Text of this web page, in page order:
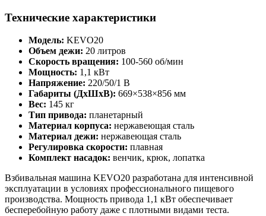
Технические характеристики
Модель: KEVO20
Объем дежи: 20 литров
Скорость вращения: 100-560 об/мин
Мощность: 1,1 кВт
Напряжение: 220/50/1 В
Габариты (ДхШхВ): 669×538×856 мм
Вес: 145 кг
Тип привода: планетарный
Материал корпуса: нержавеющая сталь
Материал дежи: нержавеющая сталь
Регулировка скорости: плавная
Комплект насадок: венчик, крюк, лопатка
Взбивальная машина KEVO20 разработана для интенсивной
эксплуатации в условиях профессионального пищевого
производства. Мощность привода 1,1 кВт обеспечивает
бесперебойную работу даже с плотными видами теста.